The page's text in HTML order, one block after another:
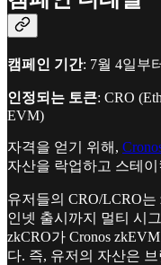
캠페인 기간: 7월 4일부
인정되는 토큰: CRO
EVM)
자격을 얻기 위해,
자산을 락업하고 스테
유저들의 CRO/LCRO는
인넷 출시까지 멀티 시
zkCRO가 Cronos
다. 즉, 유저의 자산은